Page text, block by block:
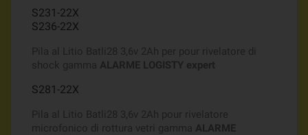
S231-22X
S236-22X
Pila al Litio Batli28 3,6v 2Ah per pour rivelatore di
shock gamma ALARME LOGISTY expert
S281-22X
Pila al Litio Batli28 3,6v 2Ah pour rivelatore
microfonico di rottura vetri gamma ALARME